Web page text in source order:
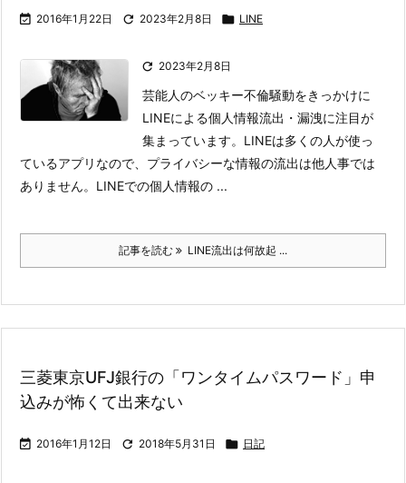
 2016年1月22日  2023年2月8日  LINE
 2023年2月8日
芸能人のベッキー不倫騒動をきっかけに
LINEによる個人情報流出・漏洩に注目が
集まっています。 LINEは多くの人が使っ
ているアプリなので、プライバシーな情報の流出は他人事では
ありません。 LINEでの個人情報の ...
記事を読む LINE流出は何故起 ...
三菱東京UFJ銀行の「ワンタイムパスワード」申
込みが怖くて出来ない
 2016年1月12日  2018年5月31日  日記